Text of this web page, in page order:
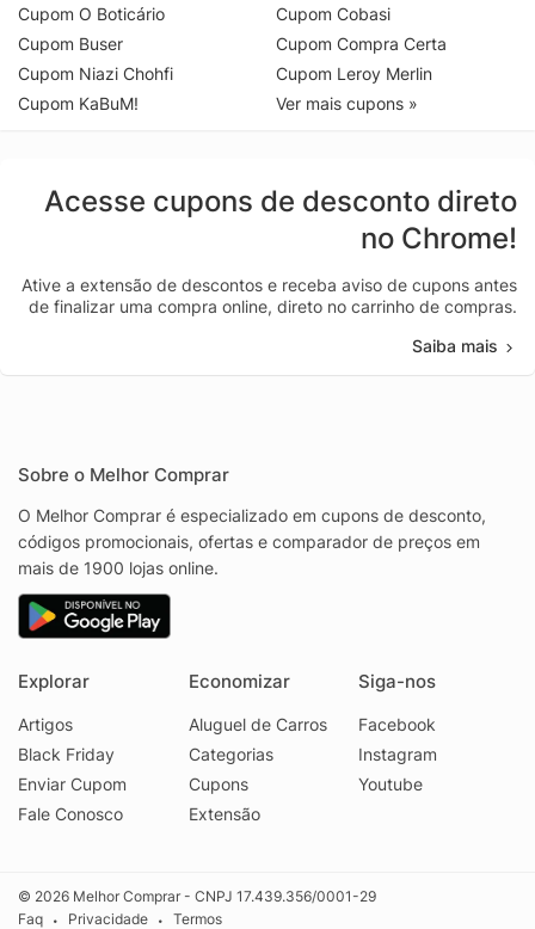
Cupom O Boticário
Cupom Buser
Cupom Niazi Chohfi
Cupom KaBuM!
Cupom Cobasi
Cupom Compra Certa
Cupom Leroy Merlin
Ver mais cupons »
Acesse cupons de desconto direto
no Chrome!
Ative a extensão de descontos e receba aviso de cupons antes
de finalizar uma compra online, direto no carrinho de compras.
Saiba mais
Sobre o Melhor Comprar
O Melhor Comprar é especializado em cupons de desconto,
códigos promocionais, ofertas e comparador de preços em
mais de 1900 lojas online.
Explorar
Artigos
Black Friday
Enviar Cupom
Fale Conosco
Economizar
Aluguel de Carros
Categorias
Cupons
Extensão
Siga-nos
Facebook
Instagram
Youtube
© 2026 Melhor Comprar - CNPJ 17.439.356/0001-29
Faq
• Privacidade • Termos